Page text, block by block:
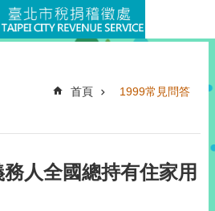
首頁 1999常見問答
人全國總持有住家用